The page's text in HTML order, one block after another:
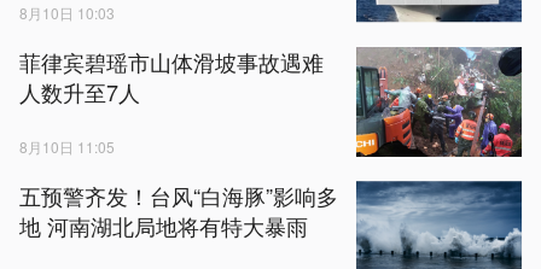
8月10日 10:03
菲律宾碧瑶市山体滑坡事故遇难
人数升至7人
8月10日 11:05
五预警齐发！台风“白海豚”影响多
地 河南湖北局地将有特大暴雨